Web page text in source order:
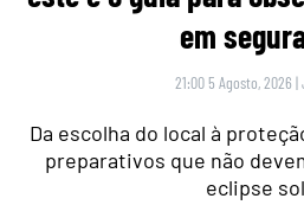
em
21:00 5 Agosto, 2026 |
Da escolha do local à
preparativos que não
eclipse